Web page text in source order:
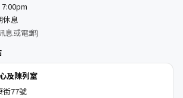
休息
息或電郵)
及陳列室
街77號